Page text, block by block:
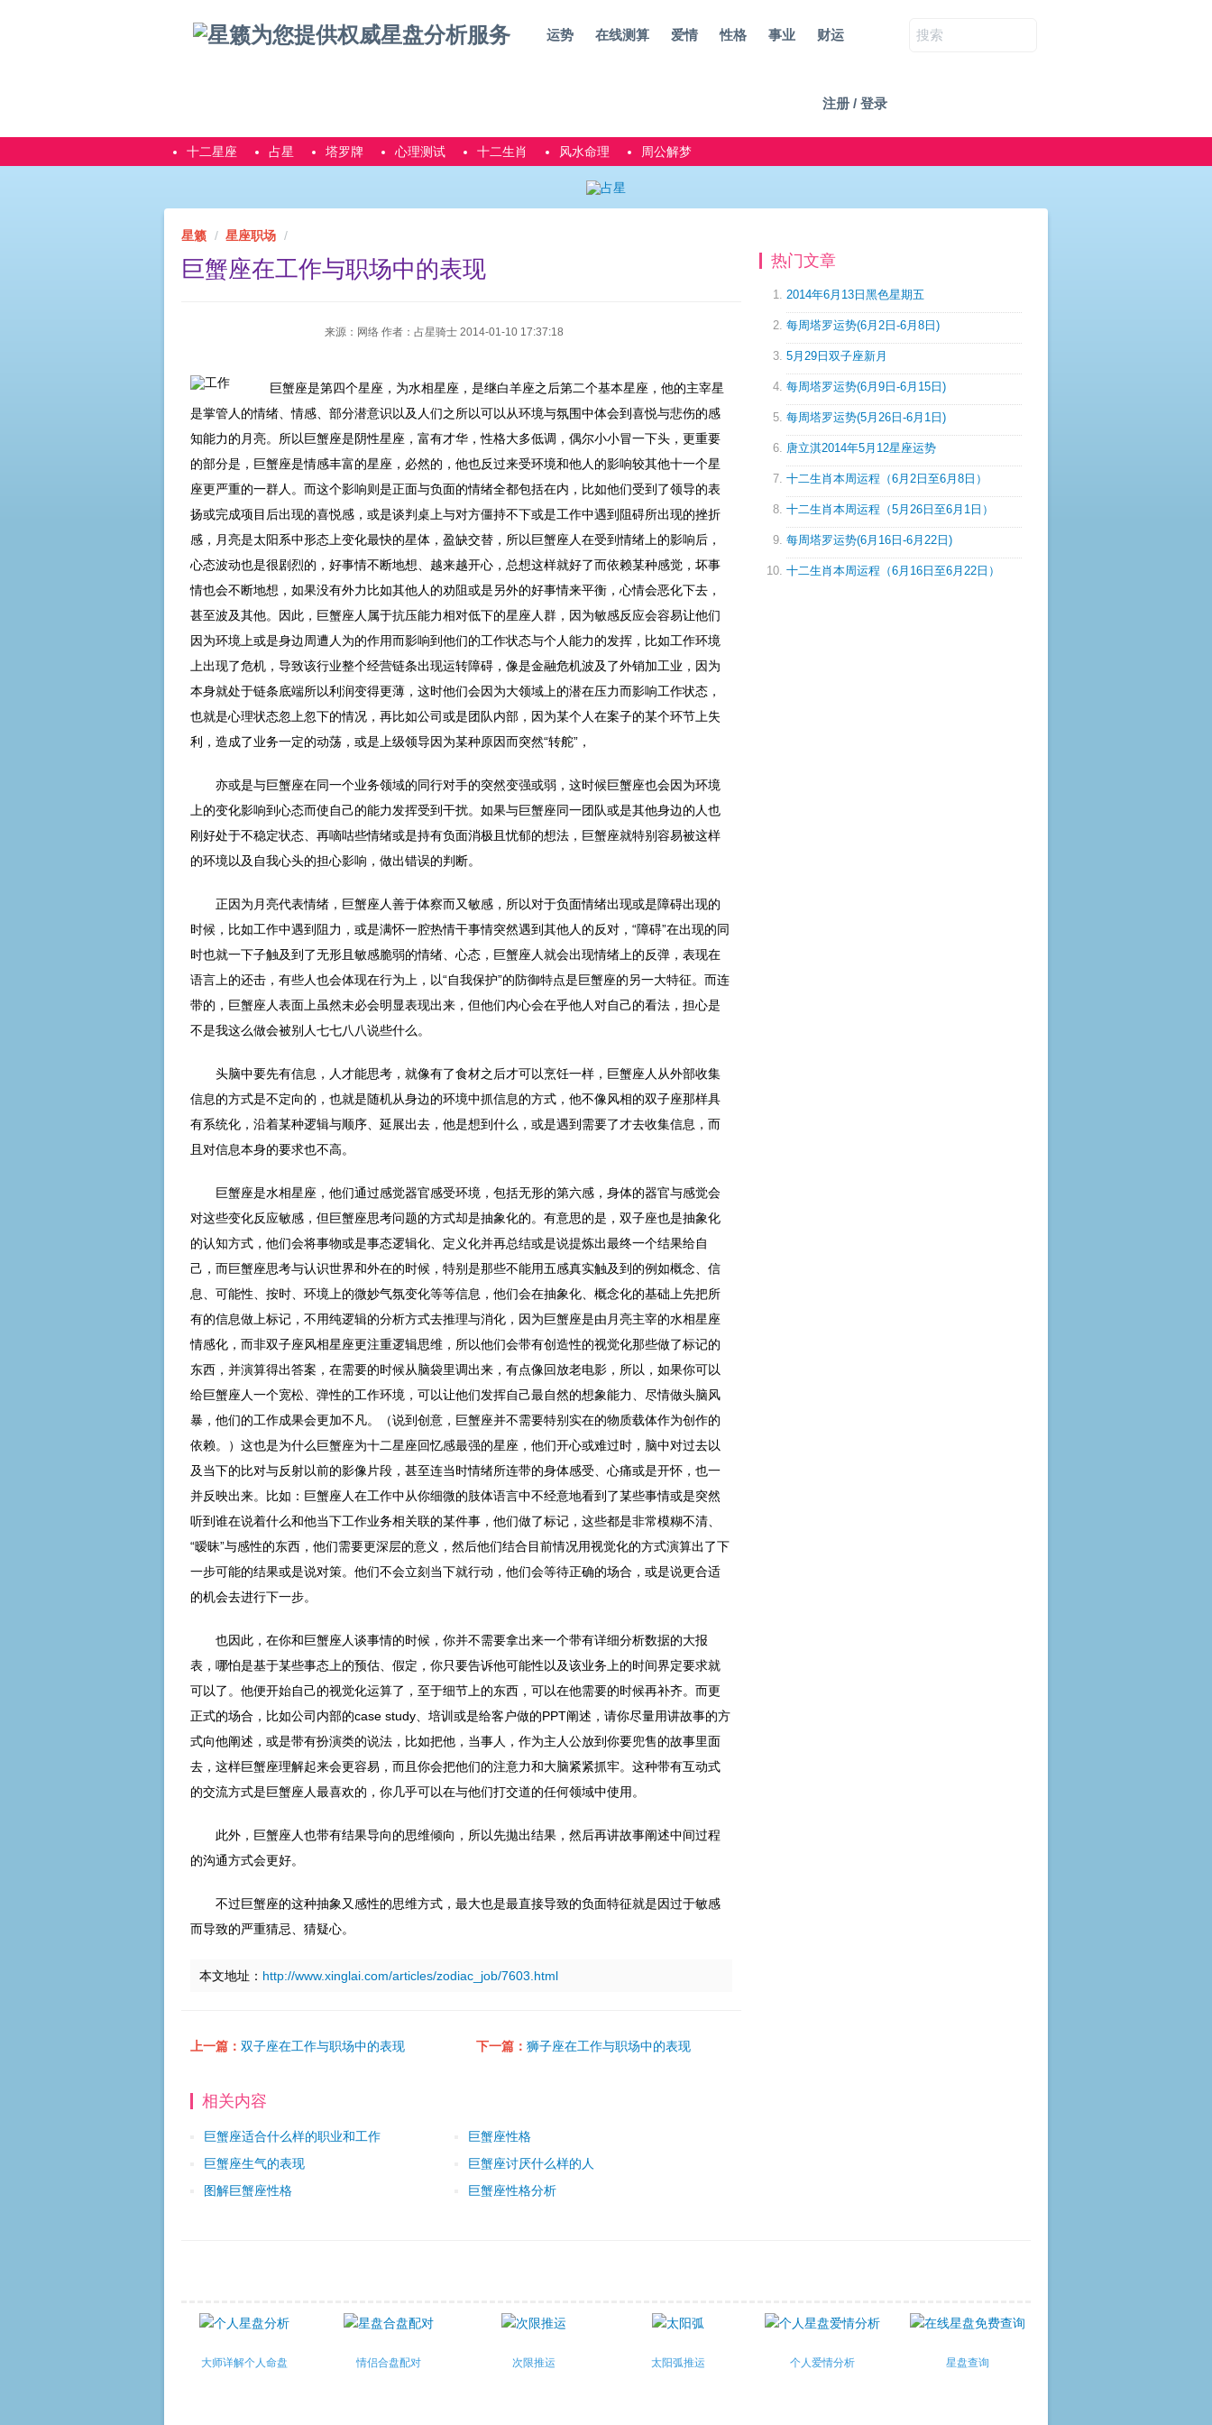
运势 在线测算 爱情 性格 事业 财运
注册 / 登录
十二星座 占星 塔罗牌 心理测试 十二生肖 风水命理 周公解梦
星籁 星座职场
巨蟹座在工作与职场中的表现
来源：网络 作者：占星骑士 2014-01-10 17:37:18
巨蟹座是第四个星座，为水相星座，是继白羊座之后第二个基本星座，他的主宰星
是掌管人的情绪、情感、部分潜意识以及人们之所以可以从环境与氛围中体会到喜悦与悲伤的感
知能力的月亮。所以巨蟹座是阴性星座，富有才华，性格大多低调，偶尔小小冒一下头，更重要
的部分是，巨蟹座是情感丰富的星座，必然的，他也反过来受环境和他人的影响较其他十一个星
座更严重的一群人。而这个影响则是正面与负面的情绪全都包括在内，比如他们受到了领导的表
扬或完成项目后出现的喜悦感，或是谈判桌上与对方僵持不下或是工作中遇到阻碍所出现的挫折
感，月亮是太阳系中形态上变化最快的星体，盈缺交替，所以巨蟹座人在受到情绪上的影响后，
心态波动也是很剧烈的，好事情不断地想、越来越开心，总想这样就好了而依赖某种感觉，坏事
情也会不断地想，如果没有外力比如其他人的劝阻或是另外的好事情来平衡，心情会恶化下去，
甚至波及其他。因此，巨蟹座人属于抗压能力相对低下的星座人群，因为敏感反应会容易让他们
因为环境上或是身边周遭人为的作用而影响到他们的工作状态与个人能力的发挥，比如工作环境
上出现了危机，导致该行业整个经营链条出现运转障碍，像是金融危机波及了外销加工业，因为
本身就处于链条底端所以利润变得更薄，这时他们会因为大领域上的潜在压力而影响工作状态，
也就是心理状态忽上忽下的情况，再比如公司或是团队内部，因为某个人在案子的某个环节上失
利，造成了业务一定的动荡，或是上级领导因为某种原因而突然“转舵”，
亦或是与巨蟹座在同一个业务领域的同行对手的突然变强或弱，这时候巨蟹座也会因为环境
上的变化影响到心态而使自己的能力发挥受到干扰。如果与巨蟹座同一团队或是其他身边的人也
刚好处于不稳定状态、再嘀咕些情绪或是持有负面消极且忧郁的想法，巨蟹座就特别容易被这样
的环境以及自我心头的担心影响，做出错误的判断。
正因为月亮代表情绪，巨蟹座人善于体察而又敏感，所以对于负面情绪出现或是障碍出现的
时候，比如工作中遇到阻力，或是满怀一腔热情干事情突然遇到其他人的反对，“障碍”在出现的同
时也就一下子触及到了无形且敏感脆弱的情绪、心态，巨蟹座人就会出现情绪上的反弹，表现在
语言上的还击，有些人也会体现在行为上，以“自我保护”的防御特点是巨蟹座的另一大特征。而连
带的，巨蟹座人表面上虽然未必会明显表现出来，但他们内心会在乎他人对自己的看法，担心是
不是我这么做会被别人七七八八说些什么。
头脑中要先有信息，人才能思考，就像有了食材之后才可以烹饪一样，巨蟹座人从外部收集
信息的方式是不定向的，也就是随机从身边的环境中抓信息的方式，他不像风相的双子座那样具
有系统化，沿着某种逻辑与顺序、延展出去，他是想到什么，或是遇到需要了才去收集信息，而
且对信息本身的要求也不高。
巨蟹座是水相星座，他们通过感觉器官感受环境，包括无形的第六感，身体的器官与感觉会
对这些变化反应敏感，但巨蟹座思考问题的方式却是抽象化的。有意思的是，双子座也是抽象化
的认知方式，他们会将事物或是事态逻辑化、定义化并再总结或是说提炼出最终一个结果给自
己，而巨蟹座思考与认识世界和外在的时候，特别是那些不能用五感真实触及到的例如概念、信
息、可能性、按时、环境上的微妙气氛变化等等信息，他们会在抽象化、概念化的基础上先把所
有的信息做上标记，不用纯逻辑的分析方式去推理与消化，因为巨蟹座是由月亮主宰的水相星座
情感化，而非双子座风相星座更注重逻辑思维，所以他们会带有创造性的视觉化那些做了标记的
东西，并演算得出答案，在需要的时候从脑袋里调出来，有点像回放老电影，所以，如果你可以
给巨蟹座人一个宽松、弹性的工作环境，可以让他们发挥自己最自然的想象能力、尽情做头脑风
暴，他们的工作成果会更加不凡。（说到创意，巨蟹座并不需要特别实在的物质载体作为创作的
依赖。）这也是为什么巨蟹座为十二星座回忆感最强的星座，他们开心或难过时，脑中对过去以
及当下的比对与反射以前的影像片段，甚至连当时情绪所连带的身体感受、心痛或是开怀，也一
并反映出来。比如：巨蟹座人在工作中从你细微的肢体语言中不经意地看到了某些事情或是突然
听到谁在说着什么和他当下工作业务相关联的某件事，他们做了标记，这些都是非常模糊不清、
“暧昧”与感性的东西，他们需要更深层的意义，然后他们结合目前情况用视觉化的方式演算出了下
一步可能的结果或是说对策。他们不会立刻当下就行动，他们会等待正确的场合，或是说更合适
的机会去进行下一步。
也因此，在你和巨蟹座人谈事情的时候，你并不需要拿出来一个带有详细分析数据的大报
表，哪怕是基于某些事态上的预估、假定，你只要告诉他可能性以及该业务上的时间界定要求就
可以了。他便开始自己的视觉化运算了，至于细节上的东西，可以在他需要的时候再补齐。而更
正式的场合，比如公司内部的case study、培训或是给客户做的PPT阐述，请你尽量用讲故事的方
式向他阐述，或是带有扮演类的说法，比如把他，当事人，作为主人公放到你要兜售的故事里面
去，这样巨蟹座理解起来会更容易，而且你会把他们的注意力和大脑紧紧抓牢。这种带有互动式
的交流方式是巨蟹座人最喜欢的，你几乎可以在与他们打交道的任何领域中使用。
此外，巨蟹座人也带有结果导向的思维倾向，所以先拋出结果，然后再讲故事阐述中间过程
的沟通方式会更好。
不过巨蟹座的这种抽象又感性的思维方式，最大也是最直接导致的负面特征就是因过于敏感
而导致的严重猜忌、猜疑心。
本文地址： http://www.xinglai.com/articles/zodiac_job/7603.html
上一篇： 双子座在工作与职场中的表现 下一篇：狮子座在工作与职场中的表现
相关内容
巨蟹座适合什么样的职业和工作
巨蟹座性格
巨蟹座生气的表现
巨蟹座讨厌什么样的人
图解巨蟹座性格
巨蟹座性格分析
热门文章
2014年6月13日黑色星期五
每周塔罗运势(6月2日-6月8日)
5月29日双子座新月
每周塔罗运势(6月9日-6月15日)
每周塔罗运势(5月26日-6月1日)
唐立淇2014年5月12星座运势
十二生肖本周运程（6月2日至6月8日）
十二生肖本周运程（5月26日至6月1日）
每周塔罗运势(6月16日-6月22日)
十二生肖本周运程（6月16日至6月22日）
大师详解个人命盘 情侣合盘配对 次限推运 太阳弧推运 个人爱情分析 星盘查询